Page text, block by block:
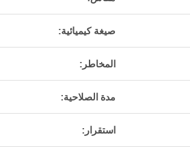
صيغة كيميائية:
المخاطر:
مدة الصلاحية:
استقرار: